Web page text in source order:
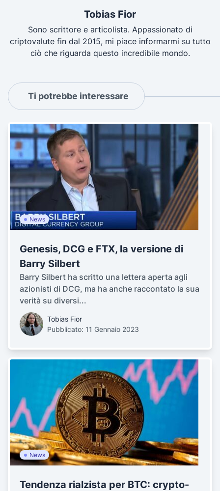
Tobias Fior
Sono scrittore e articolista. Appassionato di
criptovalute fin dal 2015, mi piace informarmi su tutto
ciò che riguarda questo incredibile mondo.
Ti potrebbe interessare
News
Genesis, DCG e FTX, la versione di
Barry Silbert
Barry Silbert ha scritto una lettera aperta agli
azionisti di DCG, ma ha anche raccontato la sua
verità su diversi...
Tobias Fior
Pubblicato: 11 Gennaio 2023
News
Tendenza rialzista per BTC: crypto-